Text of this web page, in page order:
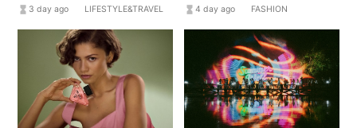
hourglass_full 3 day ago LIFESTYLE&TRAVEL hourglass_full 4 day ago FASHION